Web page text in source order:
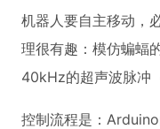
机器人要自主移动，
理很有趣：模仿蝙蝠
40kHz的超声波脉冲
控制流程是：